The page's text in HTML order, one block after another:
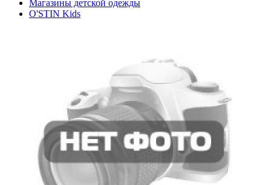
Магазины детской одежды
O'STIN Kids